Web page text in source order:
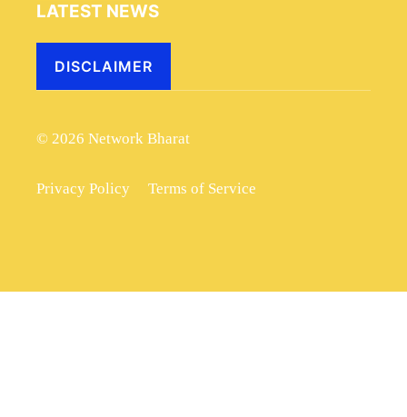
LATEST NEWS
DISCLAIMER
© 2026 Network Bharat
Privacy Policy Terms of Service